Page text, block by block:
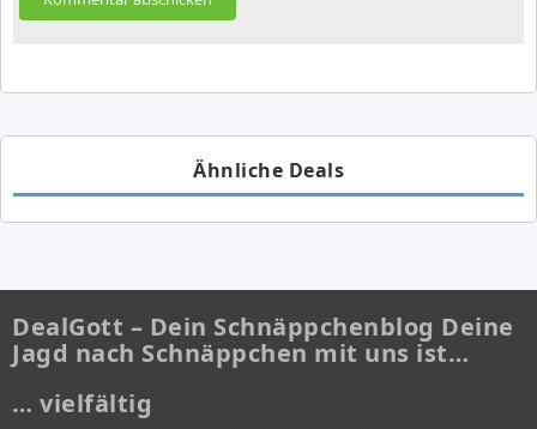
Ähnliche Deals
DealGott – Dein Schnäppchenblog Deine
Jagd nach Schnäppchen mit uns ist…
… vielfältig